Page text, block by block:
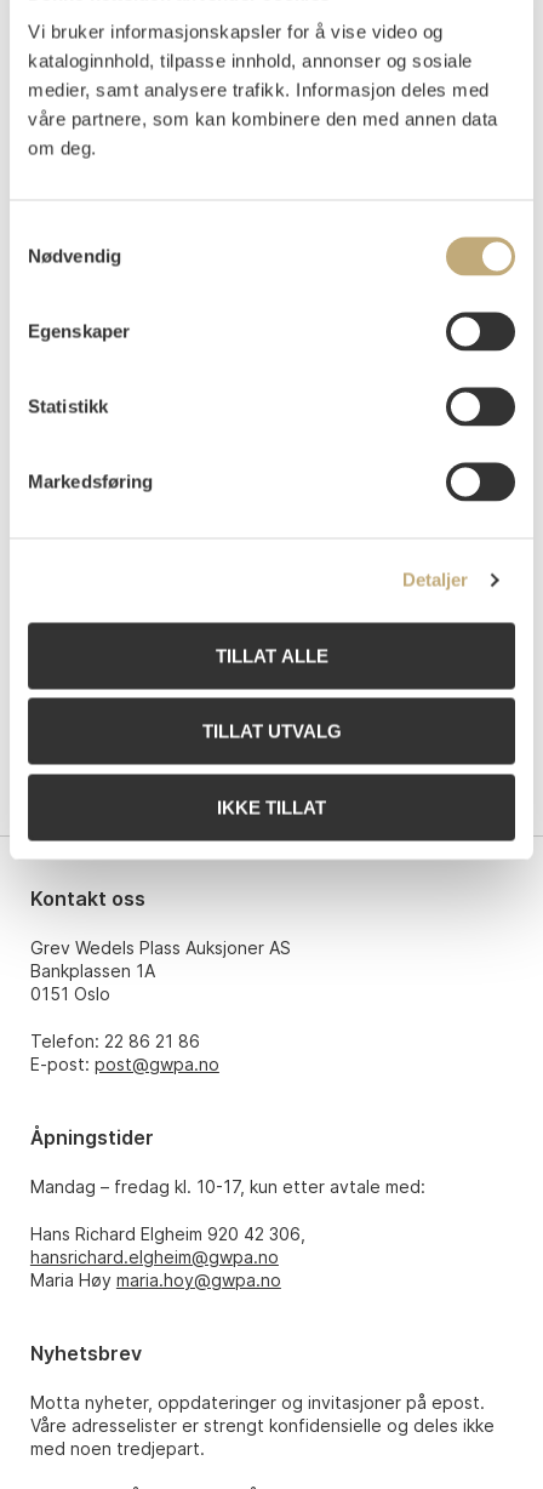
Vi bruker informasjonskapsler for å vise video og
kataloginnhold, tilpasse innhold, annonser og sosiale
medier, samt analysere trafikk. Informasjon deles med
våre partnere, som kan kombinere den med annen data
om deg.
Nødvendig
Egenskaper
Statistikk
Markedsføring
Detaljer
TILLAT ALLE
TILLAT UTVALG
IKKE TILLAT
Litografi trykket i svart på middels tynt gulhvitt papir med
vannmerke MBM (France)
Arket: 780x494 mm, Motivet: 621x460 mm
Usignert
Modellen er antakelig Karen Borgen (Haugen) (1876-ca.
Auksjonert
lørdag 10. desember 2022 kl 15:00
Kontakt oss
Grev Wedels Plass Auksjoner AS
Bankplassen 1A
0151 Oslo
Telefon: 22 86 21 86
E-post: post@gwpa.no
Åpningstider
Mandag – fredag kl. 10-17, kun etter avtale med:
Hans Richard Elgheim 920 42 306,
hansrichard.elgheim@gwpa.no
Maria Høy maria.hoy@gwpa.no
Nyhetsbrev
Motta nyheter, oppdateringer og invitasjoner på epost.
Våre adresselister er strengt konfidensielle og deles ikke
med noen tredjepart.